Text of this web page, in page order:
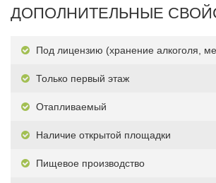
ДОПОЛНИТЕЛЬНЫЕ
Под лицензию (хранение алкоголя,
Только первый этаж
Отапливаемый
Наличие открытой площадки
Пищевое производство